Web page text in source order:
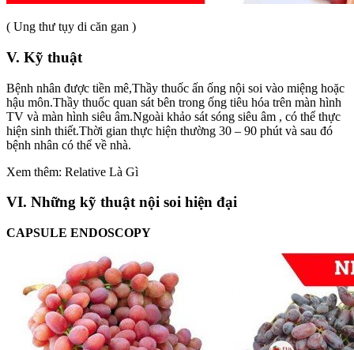
( Ung thư tụy di căn gan )
V. Kỹ thuật
Bệnh nhân được tiền mê,Thầy thuốc ấn ống nội soi vào miệng hoặc
hậu môn.Thầy thuốc quan sát bên trong ống tiêu hóa trên màn hình
TV và màn hình siêu âm.Ngoài khảo sát sóng siêu âm , có thể thực
hiện sinh thiết.Thời gian thực hiện thường 30 – 90 phút và sau đó
bệnh nhân có thể về nhà.
Xem thêm: Relative Là Gì
VI. Những kỹ thuật nội soi hiện đại
CAPSULE ENDOSCOPY